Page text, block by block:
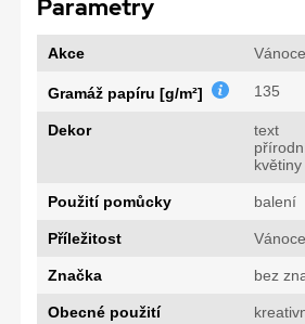
Parametry
Akce Vánoce
Gramáž papíru [g/m²] 135
Dekor
text
květiny
Použití pomůcky balení
Příležitost Vánoce
Značka bez
Obecné použití